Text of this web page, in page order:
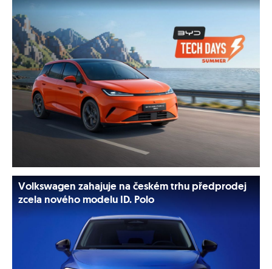
Volkswagen zahajuje na českém trhu předprodej
zcela nového modelu ID. Polo